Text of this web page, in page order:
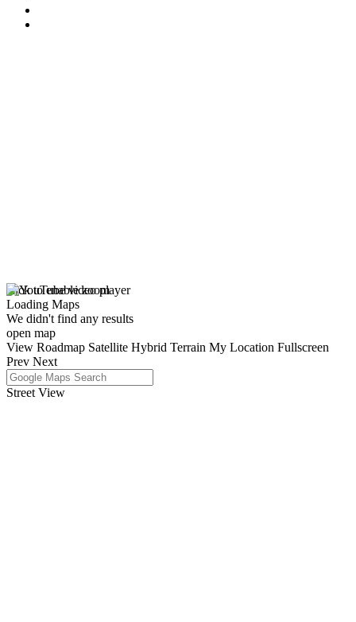
click to enable zoom
Loading Maps
We didn't find any results
open map
View Roadmap Satellite Hybrid Terrain My Location Fullscreen
Prev Next
Street View